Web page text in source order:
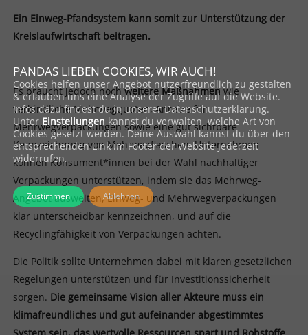
Ein Einweg-Pfandsystem kann somit zur Unterstützung der
Kreislaufwirtschaft beitragen.
Es braucht jedoch nochweitere Maßnahmenwie
verbindliche Mehrwegquoten, Anreize für
Mehrwegverpackungen sowie eine gut sichtbare
Kennzeichnung von Mehrwegflaschen. Unternehmen
können Konsument*innen bei der Wahl nachhaltiger
Verpackungen unterstützen, indem sie das Mehrweg-
Angebot ausweiten, Einweg- und Mehrwegverpackungen
klar unterscheidbar kennzeichnen, und auf die
Recyclingfähigkeit von Verpackungen achten.
Die Politik sollte Unternehmen dabei mit klaren gesetzlichen
Regelungen unterstützen und für Investitionssicherheit
sorgen. Die gemeinsame Vision aller Akteure muss ein
klimafreundliches und gut aufeinander abgestimmtes
PANDAS LIEBEN COOKIES, WIR AUCH!
Cookies helfen unser Angebot nutzerfreundlich zu gestalten
& erlauben uns eine Analyse der Zugriffe auf die Website.
Infos dazu findest du in unserer Datenschutzerklärung.
Unter Einstellungen kannst du verwalten, welche Art von
Cookies gesetzt werden. Deine Auswahl kannst du über den
entsprechenden Link im Footer der Website jederzeit
widerrufen.
Zustimmen Ablehnen